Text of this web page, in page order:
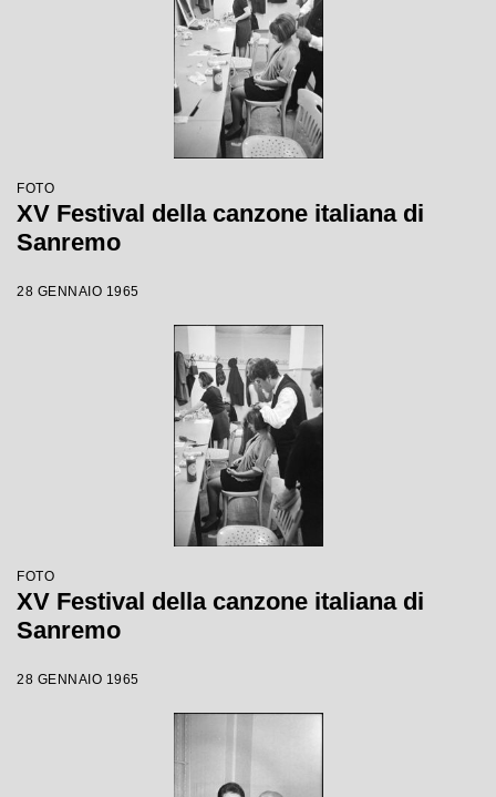
FOTO
XV Festival della canzone italiana di
Sanremo
28 GENNAIO 1965
FOTO
XV Festival della canzone italiana di
Sanremo
28 GENNAIO 1965